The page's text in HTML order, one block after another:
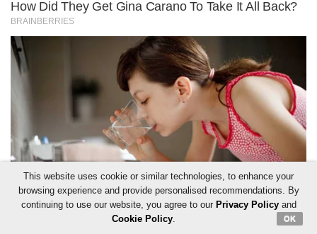
This website uses cookie or similar technologies, to enhance your
browsing experience and provide personalised recommendations. By
continuing to use our website, you agree to our Privacy Policyand
Cookie Policy. OK